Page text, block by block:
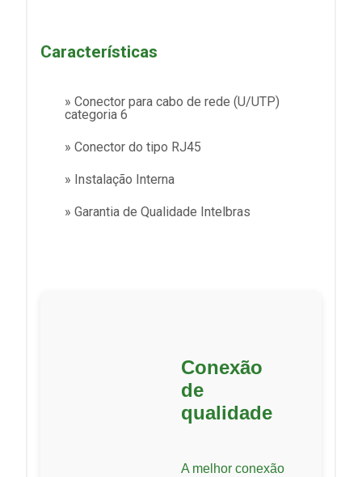
Características
» Conector para cabo de rede (U/UTP)
categoria 6
» Conector do tipo RJ45
» Instalação Interna
» Garantia de Qualidade Intelbras
Conexão
de
qualidade
A melhor conexão